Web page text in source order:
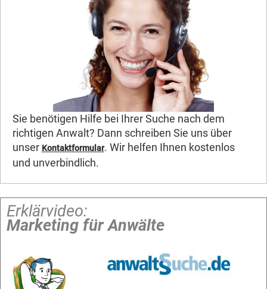
Sie benötigen Hilfe bei Ihrer Suche nach dem
richtigen Anwalt? Dann schreiben Sie uns über
unser Kontaktformular. Wir helfen Ihnen kostenlos
und unverbindlich.
Erklärvideo:
Marketing für Anwälte